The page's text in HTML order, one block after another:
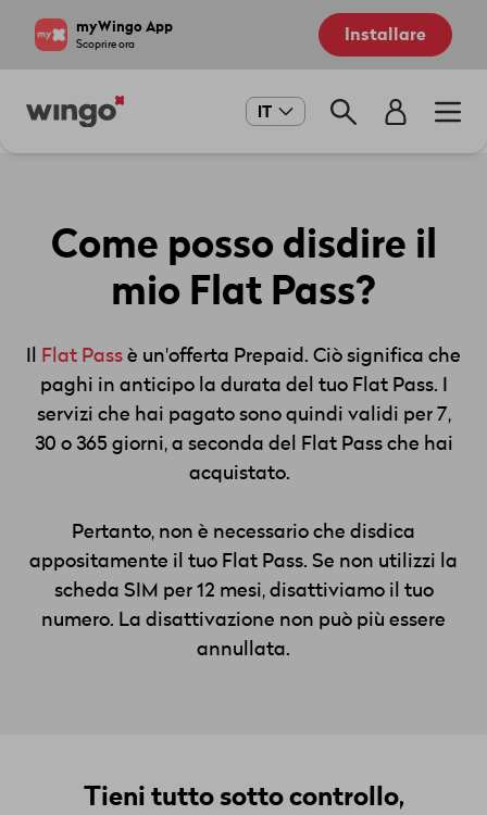
myWingo App
Scoprire ora Installare
Main
IT
Come posso disdire il
mio Flat Pass?
Flat Pass è un'offerta Prepaid. Ciò significa che
paghi in anticipo la durata del tuo FlatPass. I
servizi che hai pagato sono quindi validi per 7,
30 o 365 giorni, a seconda del
FlatPass che hai
acquistato.
Pertanto, non è necessario che disdica
appositamente il tuo Flat Pass. Se non utilizzi la
scheda SIM per 12 mesi, disattiviamo il tuo
numero. La disattivazione non può più essere
annullata.
Tieni tutto sotto controllo,